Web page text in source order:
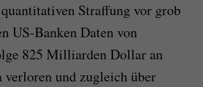
Straffung vor grob
US-Banken Daten von
825 Milliarden Dollar an
verloren und zugleich über